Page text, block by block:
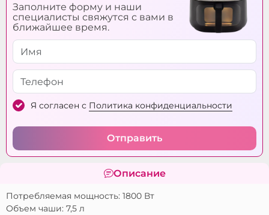
Заполните форму и наши
специалисты свяжутся с вами в
ближайшее время.
Я согласен с Политика конфиденциальности
Отправить
Описание
Потребляемая мощность: 1800 Вт
Объем чаши: 7,5 л